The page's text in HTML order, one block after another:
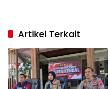
Artikel Terkait